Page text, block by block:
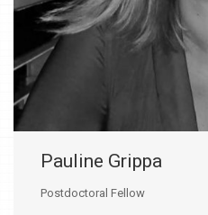
Pauline Grippa
Postdoctoral Fellow